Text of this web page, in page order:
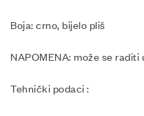
Boja: crno, bijelo pliš
NAPOMENA: može se
Tehnički podaci :